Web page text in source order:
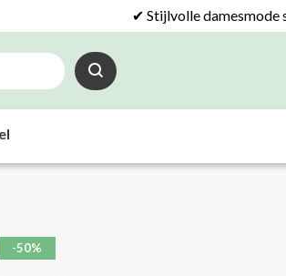
✔ Stijlvolle damesmode
-50%